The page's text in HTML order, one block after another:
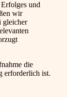
und
wir
gleicher
die
erforderlich ist.